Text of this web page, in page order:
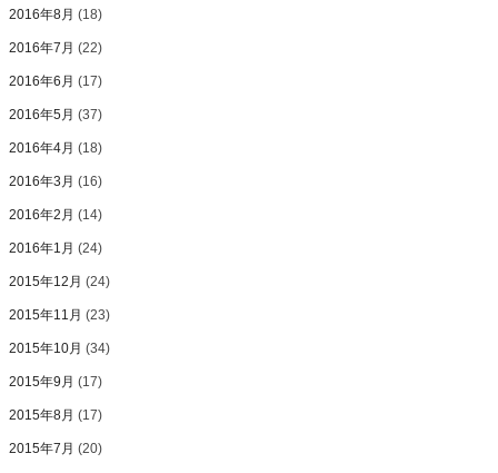
2016年8月 (18)
2016年7月 (22)
2016年6月 (17)
2016年5月 (37)
2016年4月 (18)
2016年3月 (16)
2016年2月 (14)
2016年1月 (24)
2015年12月 (24)
2015年11月 (23)
2015年10月 (34)
2015年9月 (17)
2015年8月 (17)
2015年7月 (20)